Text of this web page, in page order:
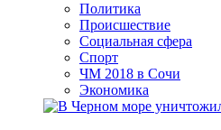
Политика
Происшествие
Социальная сфера
Спорт
ЧМ 2018 в Сочи
Экономика